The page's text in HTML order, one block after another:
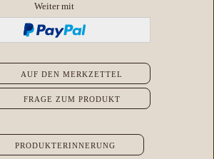
Weiter mit
AUF DEN MERKZETTEL
FRAGE ZUM PRODUKT
PRODUKTERINNERUNG